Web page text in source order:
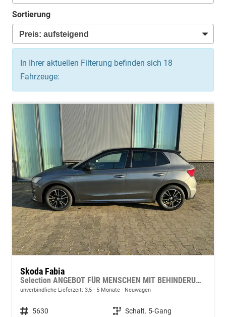
Sortierung
In Ihrer aktuellen Filterung befinden sich 18
Fahrzeuge:
Skoda Fabia
Selection ANGEBOT FÜR MENSCHEN MIT BEHINDERUNG AB 50%! LIEFERUNG KOSTENLOS! 1.0 MPI 80PS, LED-Scheinwerfer, M-Lederlenkrad, Nebelscheinwerfer, Parksensoren hinten, Sitzheizung, Tempomat, Klimaanlage, Infotainment 8", Fußmatten, 4fach elektr. Fensterheber
unverbindliche Lieferzeit: 3,5 - 5 Monate Neuwagen
Fahrzeugnr. 5630 Getriebe Schalt. 5-Gang